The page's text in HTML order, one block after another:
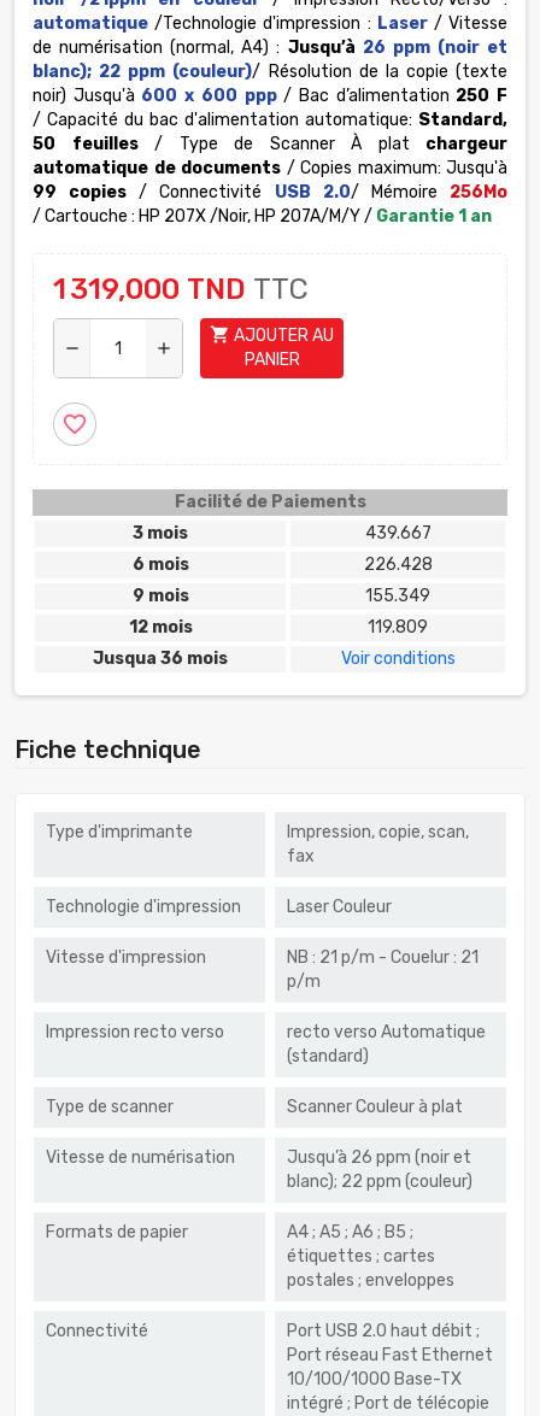
automatique /Technologie d'impression : Laser/ Vitesse
de numérisation (normal, A4) : Jusqu’à 26 ppm (noir et
blanc); 22 ppm (couleur)/ Résolution de la copie (texte
noir) Jusqu'à 600 x 600 ppp/ Bac d’alimentation 250 F
/ Capacité du bac d'alimentation automatique: Standard,
50 feuilles / Type de Scanner À plat chargeur
automatique de documents / Copies maximum: Jusqu'à
99 copies / Connectivité USB 2.0/ Mémoire 256Mo
/ Cartouche : HP 207X /Noir, HP 207A/M/Y / Garantie 1 an
1 319,000 TND TTC
remove add
shopping_cart AJOUTER AU
PANIER
favorite_border
Facilité de Paiements
3 mois
439.667
6 mois
226.428
9 mois
155.349
12 mois
119.809
Jusqua 36 mois
Voir conditions
Fiche technique
Type d'imprimante
Impression, copie, scan,
fax
Technologie d'impression Laser Couleur
Vitesse d'impression
NB : 21 p/m - Couelur : 21
p/m
Impression recto verso
recto verso Automatique
(standard)
Type de scanner Scanner Couleur à plat
Vitesse de numérisation
Jusqu’à 26 ppm (noir et
blanc); 22 ppm (couleur)
Formats de papier
A4 ; A5 ; A6 ; B5 ;
étiquettes ; cartes
postales ; enveloppes
Connectivité
Port USB 2.0 haut débit ;
Port réseau Fast Ethernet
10/100/1000 Base-TX
intégré ; Port de télécopie